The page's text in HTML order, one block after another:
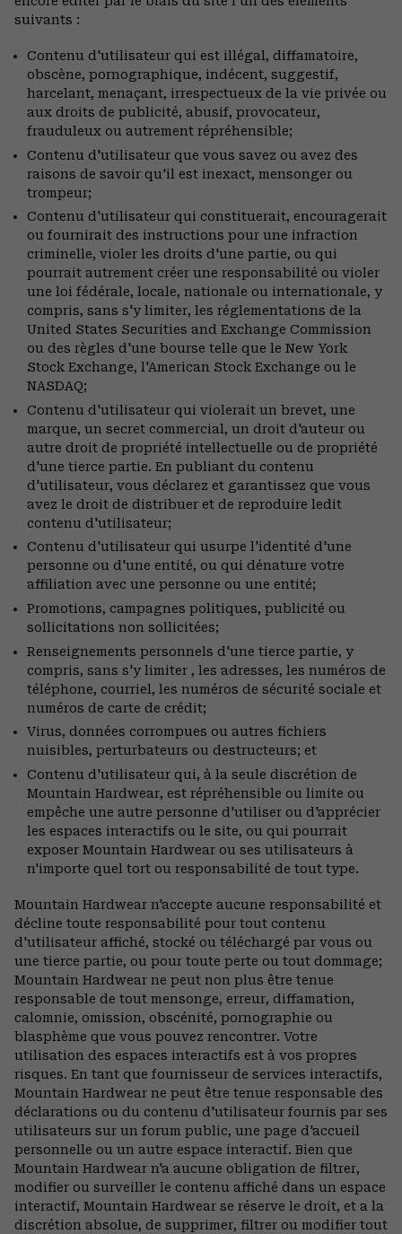
suivants :
Contenu d'utilisateur qui est illégal, diffamatoire,
obscène, pornographique, indécent, suggestif,
harcelant, menaçant, irrespectueux de la vie privée ou
aux droits de publicité, abusif, provocateur,
frauduleux ou autrement répréhensible;
Contenu d'utilisateur que vous savez ou avez des
raisons de savoir qu'il est inexact, mensonger ou
trompeur;
Contenu d'utilisateur qui constituerait, encouragerait
ou fournirait des instructions pour une infraction
criminelle, violer les droits d'une partie, ou qui
pourrait autrement créer une responsabilité ou violer
une loi fédérale, locale, nationale ou internationale, y
compris, sans s'y limiter, les réglementations de la
United States Securities and Exchange Commission
ou des règles d'une bourse telle que le New York
Stock Exchange, l'American Stock Exchange ou le
NASDAQ;
Contenu d'utilisateur qui violerait un brevet, une
marque, un secret commercial, un droit d'auteur ou
autre droit de propriété intellectuelle ou de propriété
d'une tierce partie. En publiant du contenu
d'utilisateur, vous déclarez et garantissez que vous
avez le droit de distribuer et de reproduire ledit
contenu d'utilisateur;
Contenu d'utilisateur qui usurpe l'identité d'une
personne ou d'une entité, ou qui dénature votre
affiliation avec une personne ou une entité;
Promotions, campagnes politiques, publicité ou
sollicitations non sollicitées;
Renseignements personnels d'une tierce partie, y
compris, sans s'y limiter , les adresses, les numéros de
téléphone, courriel, les numéros de sécurité sociale et
numéros de carte de crédit;
Virus, données corrompues ou autres fichiers
nuisibles, perturbateurs ou destructeurs; et
Contenu d'utilisateur qui, à la seule discrétion de
Mountain Hardwear, est répréhensible ou limite ou
empêche une autre personne d'utiliser ou d'apprécier
les espaces interactifs ou le site, ou qui pourrait
exposer Mountain Hardwear ou ses utilisateurs à
n'importe quel tort ou responsabilité de tout type.
Mountain Hardwear n'accepte aucune responsabilité et
décline toute responsabilité pour tout contenu
d'utilisateur affiché, stocké ou téléchargé par vous ou
une tierce partie, ou pour toute perte ou tout dommage;
Mountain Hardwear ne peut non plus être tenue
responsable de tout mensonge, erreur, diffamation,
calomnie, omission, obscénité, pornographie ou
blasphème que vous pouvez rencontrer. Votre
utilisation des espaces interactifs est à vos propres
risques. En tant que fournisseur de services interactifs,
Mountain Hardwear ne peut être tenue responsable des
déclarations ou du contenu d'utilisateur fournis par ses
utilisateurs sur un forum public, une page d'accueil
personnelle ou un autre espace interactif. Bien que
Mountain Hardwear n'a aucune obligation de filtrer,
modifier ou surveiller le contenu affiché dans un espace
interactif, Mountain Hardwear se réserve le droit, et a la
discrétion absolue, de supprimer, filtrer ou modifier tout